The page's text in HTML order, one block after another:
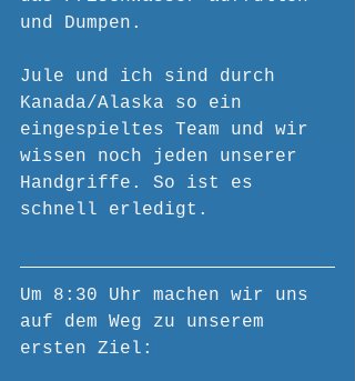
und Dumpen.
Jule und ich sind durch
Kanada/Alaska so ein
eingespieltes Team und wir
wissen noch jeden unserer
Handgriffe. So ist es
schnell erledigt.
Um 8:30 Uhr machen wir uns
auf dem Weg zu unserem
ersten Ziel: